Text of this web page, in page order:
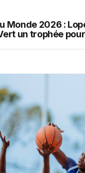
Monde 2026 :
un trophée